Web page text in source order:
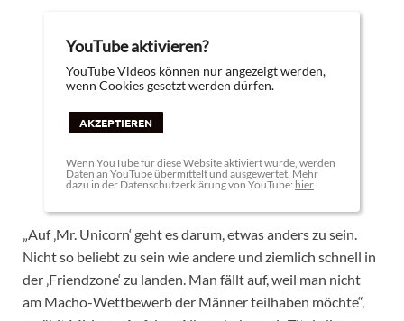
YouTube aktivieren?
YouTube Videos können nur angezeigt werden,
wenn Cookies gesetzt werden dürfen.
AKZEPTIEREN
Wenn YouTube für diese Website aktiviert wurde, werden
Daten an YouTube übermittelt und ausgewertet. Mehr
dazu in der Datenschutzerklärung von YouTube: hier
„Auf ‚Mr. Unicorn‘ geht es darum, etwas anders zu sein.
Nicht so beliebt zu sein wie andere und ziemlich schnell in
der ‚Friendzone‘ zu landen. Man fällt auf, weil man nicht
am Macho-Wettbewerb der Männer teilhaben möchte“,